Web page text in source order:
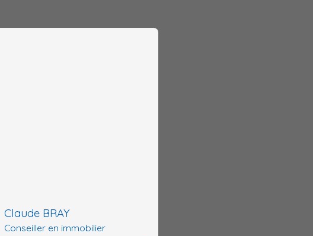
Claude BRAY
Conseiller en immobilier